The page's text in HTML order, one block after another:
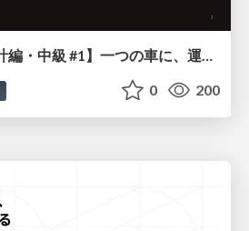
【やさしく解説 設計編・中級 #1】一つの車に、運転手は一人 ～ある倉庫システムの事例から～
0 200